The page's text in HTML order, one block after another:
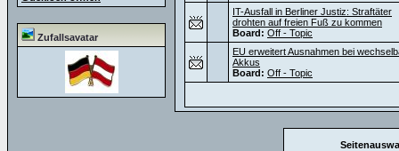
Zufallsavatar
IT-Ausfall in Berliner Justiz: Straftäter
drohten auf freien Fuß zu kommen
Board: Off - Topic
EU erweitert Ausnahmen bei
Akkus
Board: Off - Topic